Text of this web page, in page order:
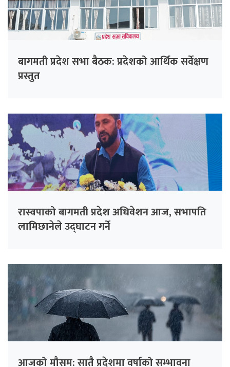
बागमती प्रदेश सभा बैठक: प्रदेशको आर्थिक सर्वेक्षण
प्रस्तुत
रास्वपाको बागमती प्रदेश अधिवेशन आज, सभापति
लामिछानेले उद्घाटन गर्ने
आजको मौसम: सातै प्रदेशमा वर्षाको सम्भावना